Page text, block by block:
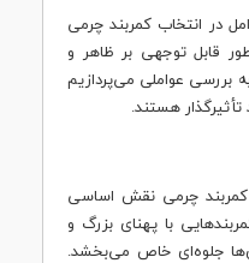
در انتخاب کمربند چرمی
قابل توجهی بر ظاهر و
به بررسی عواملی می‌پردازیم
هستند.
چرمی نقش اساسی
با پهنای بزرگ و
جلوه‌ای خاص می‌بخشد.